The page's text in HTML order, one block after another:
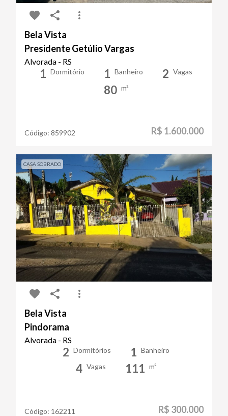
Bela Vista
Presidente Getúlio Vargas
Alvorada - RS
1 Dormitório 1 Banheiro 2 Vagas
80 m²
Código: 859902 R$ 1.600.000
CASA SOBRADO
Bela Vista
Pindorama
Alvorada - RS
2 Dormitórios 1 Banheiro
4 Vagas 111 m²
Código: 162211 R$ 300.000